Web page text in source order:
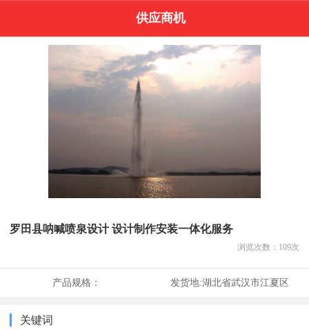
供应商机
罗田县呐喊喷泉设计 设计制作安装一体化服务
浏览次数： 109次
产品规格： 发货地:湖北省武汉市江夏区
关键词